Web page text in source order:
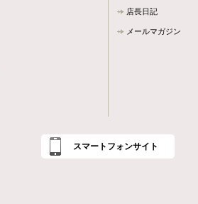
店長日記
メールマガジン
スマートフォンサイト